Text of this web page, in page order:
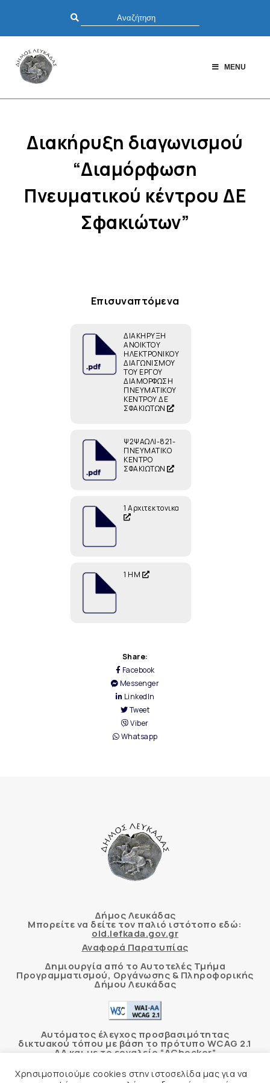
MENU
Διακήρυξη διαγωνισμού
“Διαμόρφωση
Πνευματικού κέντρου ΔΕ
Σφακιώτων”
Επισυναπτόμενα
ΔΙΑΚΗΡΥΞΗ
ΑΝΟΙΚΤΟΥ
ΗΛΕΚΤΡΟΝΙΚΟΥ
ΔΙΑΓΩΝΙΣΜΟΥ
ΤΟΥ ΕΡΓΟΥ
ΔΙΑΜΟΡΦΩΣΗ
ΠΝΕΥΜΑΤΙΚΟΥ
ΚΕΝΤΡΟΥ ΔΕ
ΣΦΑΚΙΩΤΩΝ
Ψ2ΨΑΩΛΙ-821-
ΠΝΕΥΜΑΤΙΚΟ
ΚΕΝΤΡΟ
ΣΦΑΚΙΩΤΩΝ
1 Αρχιτεκτονικα
1 ΗΜ
Share:
Facebook
Messenger
LinkedIn
Tweet
Viber
Whatsapp
Δήμος Λευκάδας
Μπορείτε να δείτε τον παλιό ιστότοπο εδώ:
old.lefkada.gov.gr
Αναφορά Παρατυπίας
Δημιουργία από το Αυτοτελές Τμήμα
Προγραμματισμού, Οργάνωσης & Πληροφορικής
Δήμου Λευκάδας
Αυτόματος έλεγχος προσβασιμότητας
δικτυακού τόπου με βάση το πρότυπο WCAG 2.1
AA και με το εργαλείο “AChecker”
Δήλωση Προσβασιμότητας
Χρησιμοποιούμε cookies στην ιστοσελίδα μας για να